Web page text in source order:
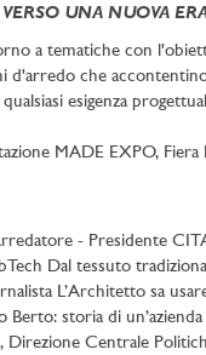
UNA NUOVA
a tematiche con
d'arredo che
esigenza
MADE EXPO, Fiera
- Presidente
Dal tessuto
L’Architetto sa
storia di
Centrale